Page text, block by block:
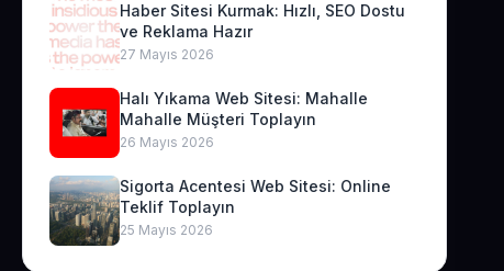
Haber Sitesi Kurmak: Hızlı, SEO Dostu
ve Reklama Hazır
27 Mayıs 2026
Halı Yıkama Web Sitesi: Mahalle
Mahalle Müşteri Toplayın
26 Mayıs 2026
Sigorta Acentesi Web Sitesi: Online
Teklif Toplayın
25 Mayıs 2026